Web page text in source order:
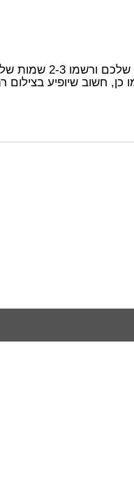
נדאג לכל השאר.
כן, חשוב שיופיע